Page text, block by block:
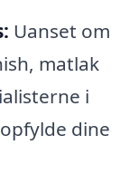
Uanset om
matlak
i
dine